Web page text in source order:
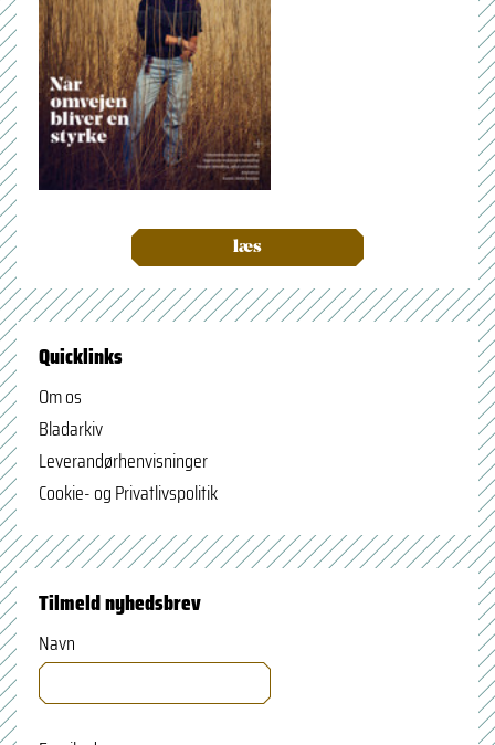
læs
Quicklinks
Om os
Bladarkiv
Leverandørhenvisninger
Cookie- og Privatlivspolitik
Tilmeld nyhedsbrev
Navn